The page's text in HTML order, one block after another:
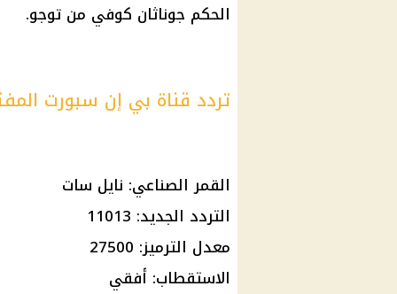
الحكم جوناثان كوفي من توجو.
تردد قناة بي إن سبورت
القمر الصناعي: نايل سات
التردد الجديد: 11013
معدل الترميز: 27500
الاستقطاب: أفقي